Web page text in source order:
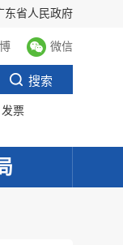
东省人民政府
微信
发票